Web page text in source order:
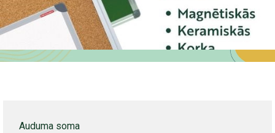
Auduma soma